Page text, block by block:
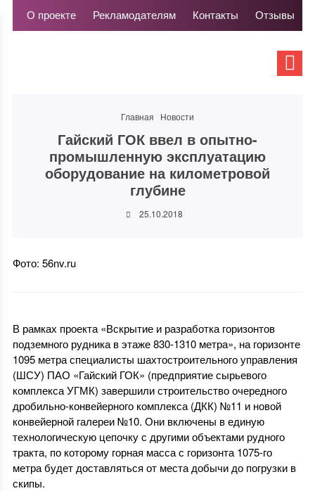
О проекте Рекламодателям Контакты Отзывы
Главная Новости
Гайский ГОК ввел в опытно-
промышленную эксплуатацию
оборудование на километровой
глубине
25.10.2018
Фото: 56nv.ru
В рамках проекта «Вскрытие и разработка горизонтов
подземного рудника в этаже 830-1310 метра», на горизонте
1095 метра специалисты шахтостроительного управления
(ШСУ) ПАО «Гайский ГОК» (предприятие сырьевого
комплекса УГМК) завершили строительство очередного
дробильно-конвейерного комплекса (ДКК) №11 и новой
конвейерной галереи №10. Они включены в единую
технологическую цепочку с другими объектами рудного
тракта, по которому горная масса с горизонта 1075-го
метра будет доставляться от места добычи до погрузки в
скипы.